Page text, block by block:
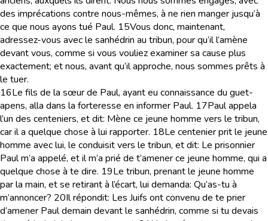
des imprécations contre nous-mêmes, à ne rien manger jusqu’à
ce que nous ayons tué Paul. 15Vous donc, maintenant,
adressez-vous avec le sanhédrin au tribun, pour qu’il l’amène
devant vous, comme si vous vouliez examiner sa cause plus
exactement; et nous, avant qu’il approche, nous sommes prêts à
le tuer.
16Le fils de la sœur de Paul, ayant eu connaissance du guet-
apens, alla dans la forteresse en informer Paul. 17Paul appela
l’un des centeniers, et dit: Mène ce jeune homme vers le tribun,
car il a quelque chose à lui rapporter. 18Le centenier prit le jeune
homme avec lui, le conduisit vers le tribun, et dit: Le prisonnier
Paul m’a appelé, et il m’a prié de t’amener ce jeune homme, qui a
quelque chose à te dire. 19Le tribun, prenant le jeune homme
par la main, et se retirant à l’écart, lui demanda: Qu’as-tu à
m’annoncer? 20Il répondit: Les Juifs ont convenu de te prier
d’amener Paul demain devant le sanhédrin, comme si tu devais